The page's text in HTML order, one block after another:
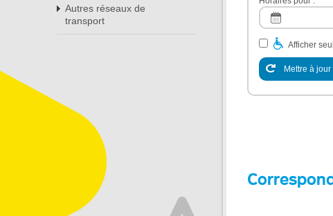
Autres réseaux de
transport
Afficher
Mettre à